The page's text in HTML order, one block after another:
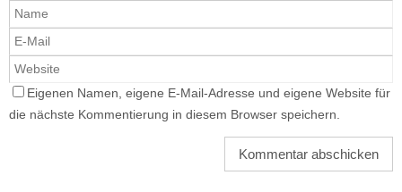
Eigenen Namen, eigene E-Mail-Adresse und eigene Website für
die nächste Kommentierung in diesem Browser speichern.